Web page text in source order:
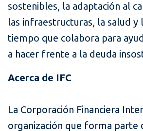
sostenibles, la adaptación al
las infraestructuras, la salud y
tiempo que colabora para
a hacer frente a la deuda
Acerca de IFC
La Corporación Financiera
organización que forma parte